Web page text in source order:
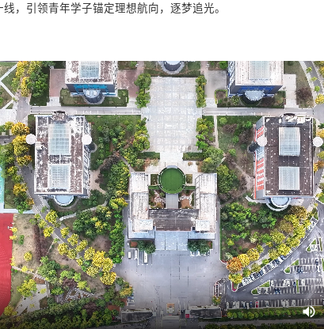
，引领青年学子锚定理想航向，逐梦追光。